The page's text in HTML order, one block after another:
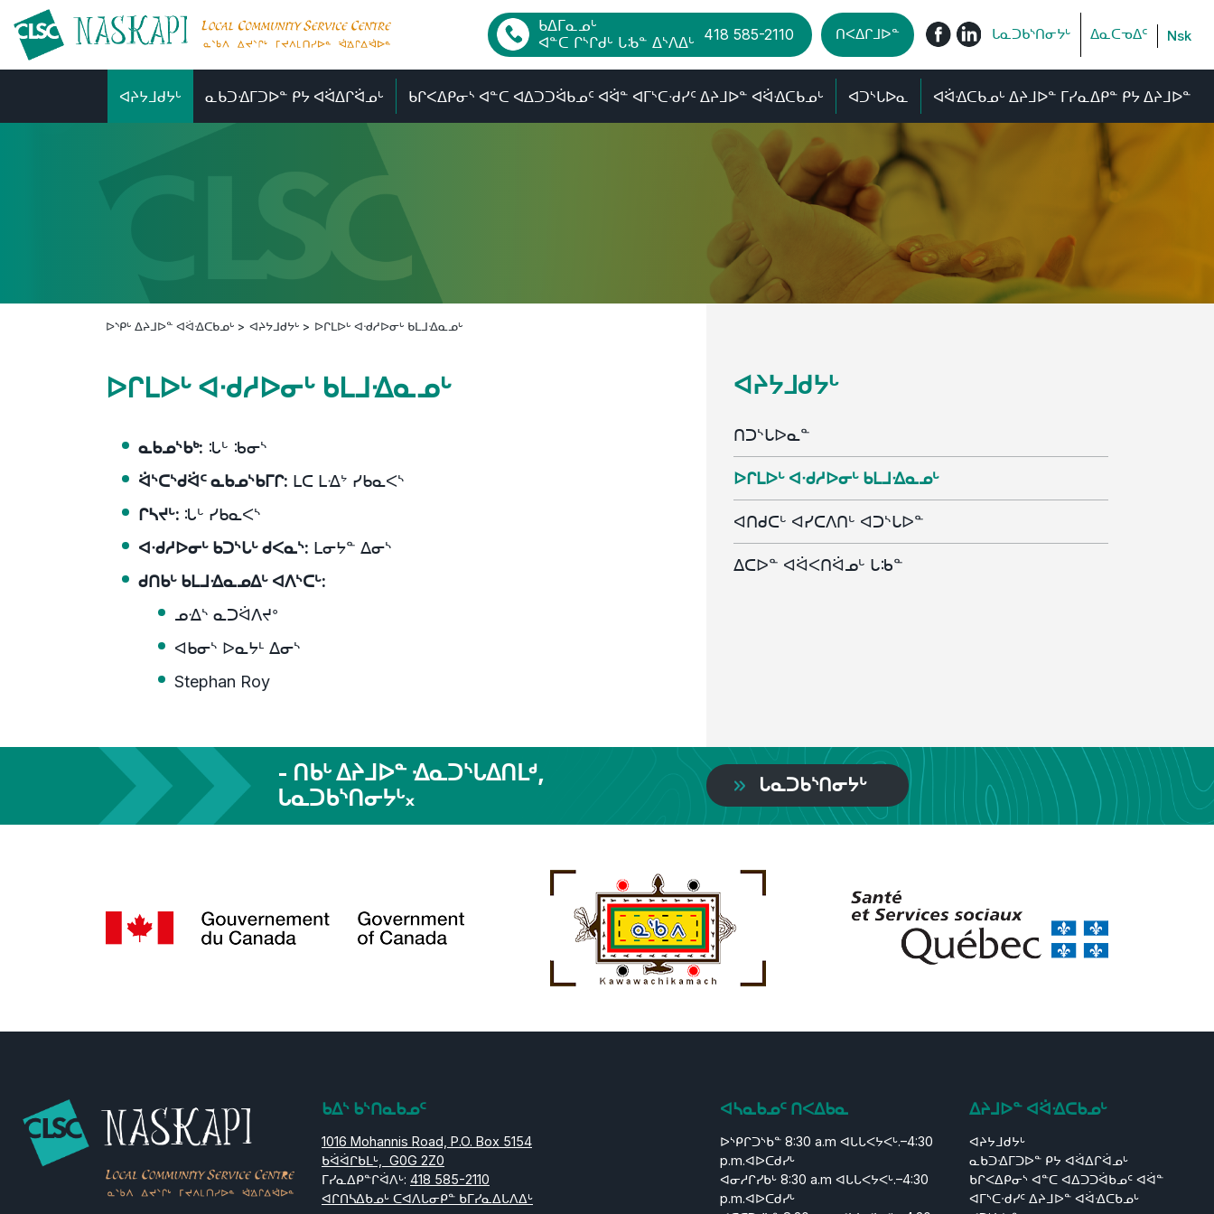
ᑲᐃᒥᓇᓄᒡ
ᐊᓐᑕ ᒋᔅᒋᑯᒡ ᒐᒂᓐ ᐃᔅᐱᐃᒡ 418 585-2110 ᑎᐸᐃᒋᒧᐅᓐ ᒐᓇᑐᑲᔅᑎᓂᔭᒡ ᐃᓇᑕᓀᐃᑦ Nsk
ᐊᔨᔭᒧᑯᔭᒡ ᓇᑲᑐᐎᒥᑐᐅᓐ ᑭᔭ ᐊᐛᐃᒋᐛᓄᒡ ᑲᒋᐸᐃᑭᓂᔅ ᐊᓐᑕ ᐊᐃᑐᑐᐛᑲᓄᑦ ᐊᐛᓐ ᐊᒥᔅᑕᐧᑯᓯᑦ ᐃᔨᒧᐅᓐ ᐊᐛᐎᑕᑲᓄᒡ ᐊᑐᔅᒐᐅᓇ ᐊᐛᐎᑕᑲᓄᒡ ᐃᔨᒧᐅᓐ ᒥᓯᓇᐃᑭᓐ ᑭᔭ ᐃᔨᒧᐅᓐ
ᐅᔅᑭᒡ ᐃᔨᒧᐅᓐ ᐊᐛᐎᑕᑲᓄᒡ ᐊᔨᔭᒧᑯᔭᒡ ᐅᒋᒪᐅᒡ ᐊᐧᑯᓱᐅᓂᒡ ᑲᒪᒧᐎᓇᓄᒡ
ᐅᒋᒪᐅᒡ ᐊᐧᑯᓱᐅᓂᒡ ᑲᒪᒧᐎᓇᓄᒡ
ᓇᑲᓄᔅᑲᒃ: ᒠᒡ ᒂᓂᔅ
ᐛᔅᑕᔅᑯᐛᑦ ᓇᑲᓄᔅᑲᒥᒋ: ᒪᑕ ᒪᐎᔾ ᓯᑲᓇᐸᔅ
ᒋᓴᔪᒡ: ᒠᒡ ᓯᑲᓇᐸᔅ
ᐊᐧᑯᓱᐅᓂᒡ ᑲᑐᔅᒐᒡ ᑯᐸᓇᔅ: ᒪᓂᔭᓐ ᐃᓂᔅ
ᑯᑎᑲᒡ ᑲᒪᒧᐎᓇᓄᐃᒡ ᐊᐱᔅᑕᒡ:
ᓄᐎᔅ ᓇᑐᐛᐱᔪᐤ
ᐊᑲᓂᔅ ᐅᓇᔭᒻ ᐃᓂᔅ
Stephan Roy
ᐊᔨᔭᒧᑯᔭᒡ
ᑎᑐᔅᒐᐅᓇᓐ
ᐅᒋᒪᐅᒡ ᐊᐧᑯᓱᐅᓂᒡ ᑲᒪᒧᐎᓇᓄᒡ
ᐊᑎᑯᑕᒡ ᐊᓯᑕᐱᑎᒡ ᐊᑐᔅᒐᐅᓐ
ᐃᑕᐅᓐ ᐊᐛᐸᑎᐛᓄᒡ ᒐᒂᓐ
- ᑎᑲᒡ ᐃᔨᒧᐅᓐ ᐎᓇᑐᔅᒐᐃᑎᒪᒄ,
ᒐᓇᑐᑲᔅᑎᓂᔭᒡ᙮
ᒐᓇᑐᑲᔅᑎᓂᔭᒡ
ᑲᐃᔅ ᑲᔅᑎᓇᑲᓄᑦ
1016 Mohannis Road, P.O. Box 5154
ᑲᐛᐛᒋᑲᒪᒡ, G0G 2Z0
ᒥᓯᓇᐃᑭᓐᒋᐛᐱᒡ: 418 585-2110
ᐊᒋᑎᓴᐃᑲᓄᒡ ᑕᐊᐱᒐᓂᑭᓐ ᑲᒥᓯᓇᐃᒐᐱᐃᒡ
ᐊᓴᓇᑲᓄᑦ ᑎᐸᐃᑲᓇ
ᐅᔅᑭᒋᑐᔅᑲᓐ 8:30 a.m ᐊᒐᒐᐸᔭᐸᒡ.–4:30
p.m.ᐊᐅᑕᑯᓯᒡ
ᐊᓂᓱᒋᓯᑲᒡ 8:30 a.m ᐊᒐᒐᐸᔭᐸᒡ.–4:30
p.m.ᐊᐅᑕᑯᓯᒡ
ᐃᔨᒧᐅᓐ ᐊᐛᐎᑕᑲᓄᒡ
ᐊᔨᔭᒧᑯᔭᒡ
ᓇᑲᑐᐎᒥᑐᐅᓐ ᑭᔭ ᐊᐛᐃᒋᐛᓄᒡ
ᑲᒋᐸᐃᑭᓂᔅ ᐊᓐᑕ ᐊᐃᑐᑐᐛᑲᓄᑦ ᐊᐛᓐ
ᐊᒥᔅᑕᐧᑯᓯᑦ ᐃᔨᒧᐅᓐ ᐊᐛᐎᑕᑲᓄᒡ